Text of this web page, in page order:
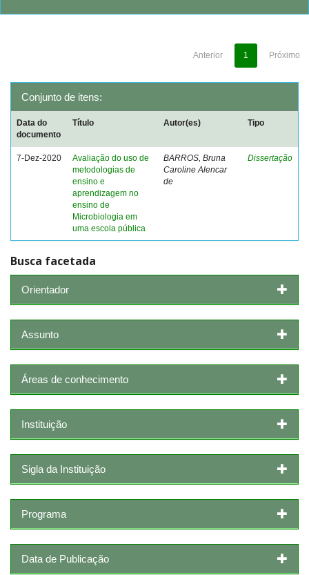
Anterior 1 Próximo
Conjunto de itens:
Data do
documento
Título Autor(es) Tipo
7-Dez-2020
Avaliação do uso de
metodologias de
ensino e
aprendizagem no
ensino de
Microbiologia em
uma escola pública
BARROS, Bruna
Caroline Alencar
de
Dissertação
Busca facetada
Orientador
Assunto
Áreas de conhecimento
Instituição
Sigla da Instituição
Programa
Data de Publicação